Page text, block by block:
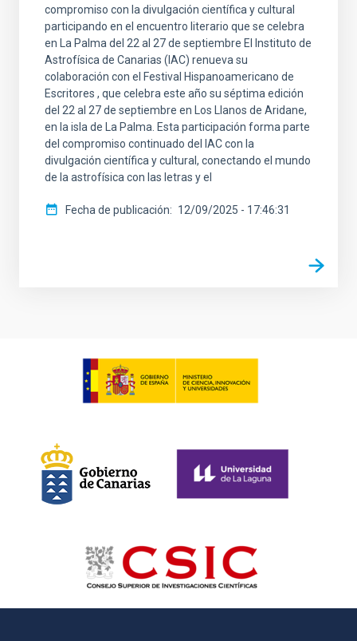
compromiso con la divulgación científica y cultural
participando en el encuentro literario que se celebra
en La Palma del 22 al 27 de septiembre El Instituto de
Astrofísica de Canarias (IAC) renueva su
colaboración con el Festival Hispanoamericano de
Escritores , que celebra este año su séptima edición
del 22 al 27 de septiembre en Los Llanos de Aridane,
en la isla de La Palma. Esta participación forma parte
del compromiso continuado del IAC con la
divulgación científica y cultural, conectando el mundo
de la astrofísica con las letras y el
Fecha de publicación 12/09/2025 - 17:46:31